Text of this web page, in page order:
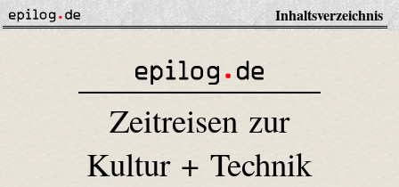
Inhaltsverzeichnis
Zeitreisen zur
Kultur + Technik